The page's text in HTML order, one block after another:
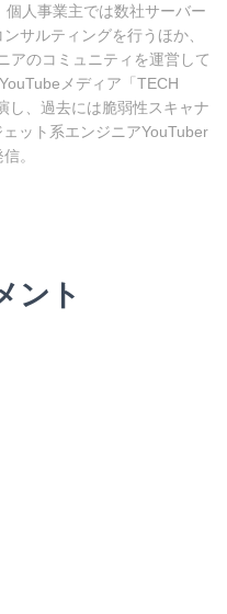
人事業主では数社サーバー
サルティングを行うほか、
アのコミュニティを運営して
メディア「TECH
し、過去には脆弱性スキャナ
ェット系エンジニアYouTuber
。
ント